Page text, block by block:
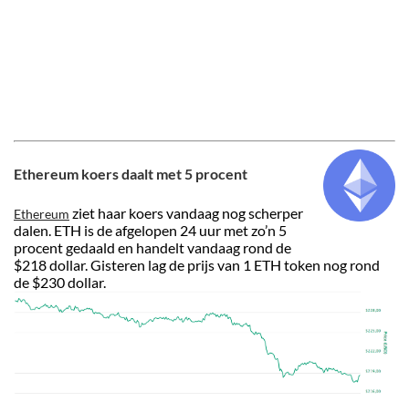
Ethereum koers daalt met 5 procent
Ethereum ziet haar koers vandaag nog scherper
dalen. ETH is de afgelopen 24 uur met zo’n 5
procent gedaald en handelt vandaag rond de
$218 dollar. Gisteren lag de prijs van 1 ETH token nog rond
de $230 dollar.